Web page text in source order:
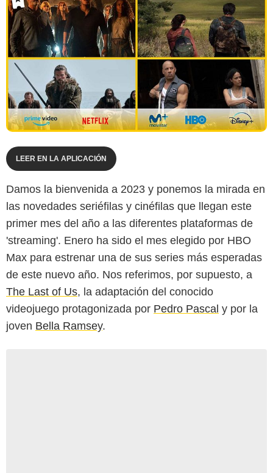
LEER EN LA APLICACIÓN
Damos la bienvenida a 2023 y ponemos la mirada en
las novedades seriéfilas y cinéfilas que llegan este
primer mes del año a las diferentes plataformas de
'streaming'. Enero ha sido el mes elegido por HBO
Max para estrenar una de sus series más esperadas
de este nuevo año. Nos referimos, por supuesto, a
The Last of Us, la adaptación del conocido
videojuego protagonizada por Pedro Pascal y por la
joven Bella Ramsey.